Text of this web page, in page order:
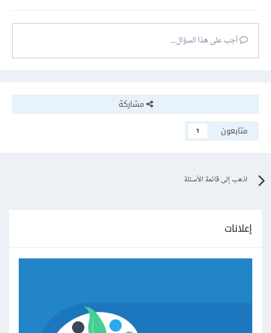
أجب على هذا السؤال...
مشاركة
متابعون
1
اذهب إلى قائمة الأسئلة
إعلانات